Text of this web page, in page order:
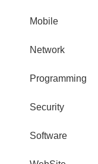
Mobile
Network
Programming
Security
Software